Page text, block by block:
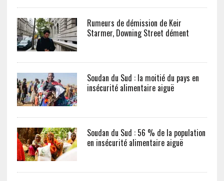
Rumeurs de démission de Keir
Starmer, Downing Street dément
Soudan du Sud : la moitié du pays en
insécurité alimentaire aiguë
Soudan du Sud : 56 % de la population
en insécurité alimentaire aiguë